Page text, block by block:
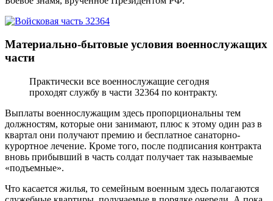
Материально-бытовые условия военнослужащих
части
Практически все военнослужащие сегодня
проходят службу в части 32364 по контракту.
Выплаты военнослужащим здесь пропорциональны тем
должностям, которые они занимают, плюс к этому один раз в
квартал они получают премию и бесплатное санаторно-
курортное лечение. Кроме того, после подписания контракта
вновь прибывший в часть солдат получает так называемые
«подъемные».
Что касается жилья, то семейным военным здесь полагаются